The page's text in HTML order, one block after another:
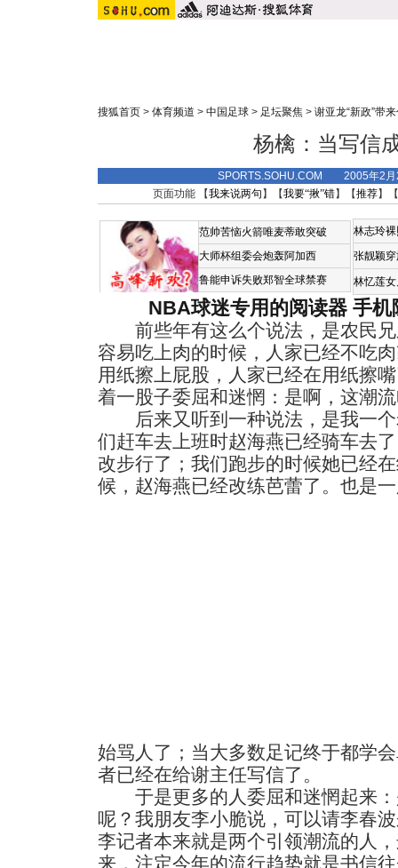
搜狐首页 > 体育频道 > 中国足球 > 足坛聚焦 > 谢亚龙“新政”带
杨檎：当写信
SPORTS.SOHU.COM 2005年2
页面功能 【我来说两句 】【我要“揪”错】【推荐】
范帅苦恼火箭唯麦蒂敢突破
大师杯组委会炮轰阿加西
鲁能申诉失败郑智全球禁赛
林志玲
张靓颖
林忆莲
NBA球迷专用的阅读器 手机
前些年有这么个说法，是农民兄
容易吃上肉的时候，人家已经不吃
用纸擦上屁股，人家已经在用纸擦
着一股子委屈和迷惘：是啊，这潮
后来又听到一种说法，是我一个
们赶车去上班时赵海燕已经骑车去
改步行了；我们跑步的时候她已经
候，赵海燕已经改练芭蕾了。 也是
始骂人了；当大多数足记终于都学
者已经在给谢主任写信了。
于是更多的人委屈和迷惘起来：
呢？我朋友李小脆说，可以请李春
李记者本来就是两个引领潮流的人
来，注定今年的流行趋势就是书信